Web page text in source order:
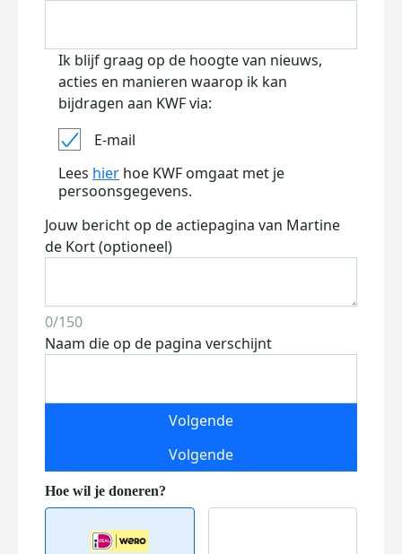
Ik blijf graag op de hoogte van nieuws,
acties en manieren waarop ik kan
bijdragen aan KWF via:
E-mail
Lees hier hoe KWF omgaat met je
persoonsgegevens.
Jouw bericht op de actiepagina van Martine
de Kort (optioneel)
0/150
Naam die op de pagina verschijnt
Volgende
Volgende